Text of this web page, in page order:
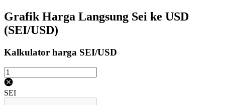
Grafik Harga Langsung Sei ke USD
(SEI/USD)
Kalkulator harga SEI/USD
SEI